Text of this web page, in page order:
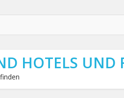
HOTELS UND